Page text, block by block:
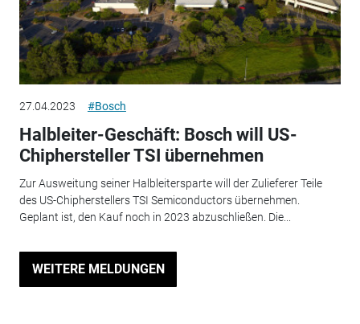
27.04.2023 #Bosch
Halbleiter-Geschäft: Bosch will US-
Chiphersteller TSI übernehmen
Zur Ausweitung seiner Halbleitersparte will der Zulieferer Teile
des US-Chipherstellers TSI Semiconductors übernehmen.
Geplant ist, den Kauf noch in 2023 abzuschließen. Die...
WEITERE MELDUNGEN